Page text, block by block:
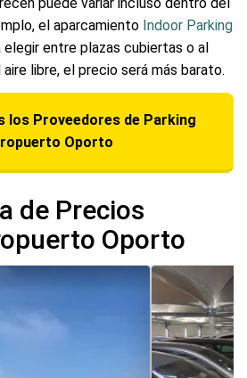
el aparcamiento Indoor Parking
entre plazas cubiertas o al
libre, el precio será más barato.
los Proveedores de Parking
Oporto
de Precios
Oporto